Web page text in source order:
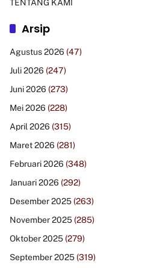
TENTANG KAMI
Arsip
Agustus 2026 (47)
Juli 2026 (247)
Juni 2026 (273)
Mei 2026 (228)
April 2026 (315)
Maret 2026 (281)
Februari 2026 (348)
Januari 2026 (292)
Desember 2025 (263)
November 2025 (285)
Oktober 2025 (279)
September 2025 (319)